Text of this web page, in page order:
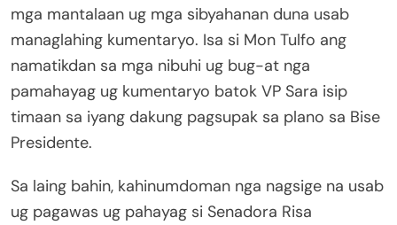
mga mantalaan ug mga sibyahanan duna usab
managlahing kumentaryo. Isa si Mon Tulfo ang
namatikdan sa mga nibuhi ug bug-at nga
pamahayag ug kumentaryo batok VP Sara isip
timaan sa iyang dakung pagsupak sa plano sa Bise
Presidente.
Sa laing bahin, kahinumdoman nga nagsige na usab
ug pagawas ug pahayag si Senadora Risa